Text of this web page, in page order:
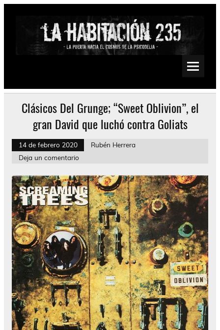
Saltar
Psychedelic, Stoner, Doom, Sludge, Fuzz, Space, Drone
Clásicos Del Grunge; “Sweet Oblivion”, el
gran David que luchó contra Goliats
14 de febrero 2020
Rubén Herrera
Deja un comentario